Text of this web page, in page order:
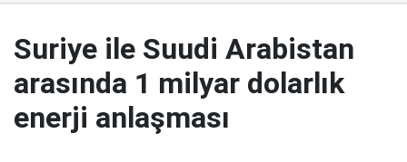
Suriye ile Suudi Arabistan
arasında 1 milyar dolarlık
enerji anlaşması